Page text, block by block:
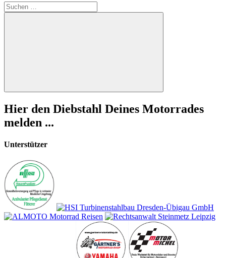
Suchen
nach:
Suchen
Hier den Diebstahl Deines Motorrades
melden ...
Unterstützer